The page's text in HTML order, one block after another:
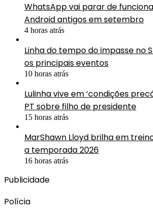
WhatsApp vai parar de
Android antigos em setembro
4 horas atrás
Linha do tempo do impasse no
os principais eventos
10 horas atrás
Lulinha vive em ‘condições
PT sobre filho de presidente
15 horas atrás
MarShawn Lloyd brilha em
a temporada 2026
16 horas atrás
Publicidade
Polícia